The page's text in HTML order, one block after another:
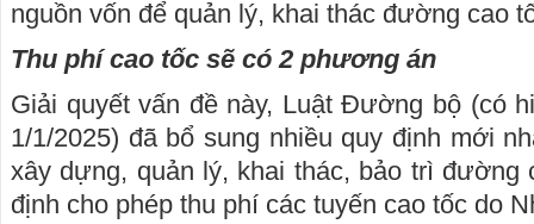
nguồn vốn để quản lý, khai thác đường cao
Thu phí cao tốc sẽ có 2 phương án
Giải quyết vấn đề này, Luật Đường bộ (có
1/1/2025) đã bổ sung nhiều quy định mới
xây dựng, quản lý, khai thác, bảo trì đường
định cho phép thu phí các tuyến cao tốc do